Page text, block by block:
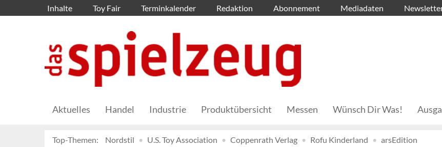
Inhalte Toy Fair Terminkalender Redaktion Abonnement Mediadaten
Aktuelles Handel Industrie Produktübersicht Messen Wünsch Dir Was!
Top-Themen: Nordstil U.S. Toy Association Coppenrath Verlag Rofu Kinderland arsEdition